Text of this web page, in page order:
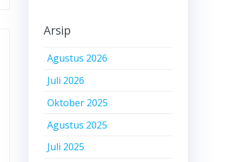
Arsip
Agustus 2026
Juli 2026
Oktober 2025
Agustus 2025
Juli 2025